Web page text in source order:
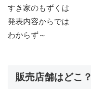
すき家のもずくは
発表内容からでは
わからず～
販売店舗はどこ？